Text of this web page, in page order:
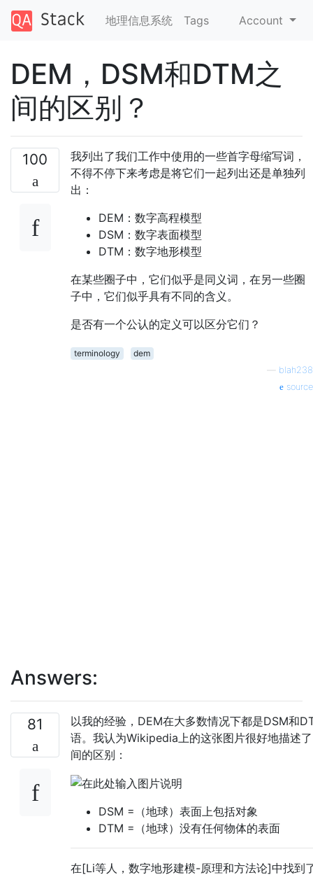
地理信息系统 Tags Account
DEM，DSM和DTM之
间的区别？
100
我列出了我们工作中使用的一些首字母缩写词，
不得不停下来考虑是将它们一起列出还是单独列
出：
DEM：数字高程模型
DSM：数字表面模型
DTM：数字地形模型
在某些圈子中，它们似乎是同义词，在另一些圈
子中，它们似乎具有不同的含义。
是否有一个公认的定义可以区分它们？
terminology
dem
blah238
source
Answers:
81
以我的经验，DEM在大多数情况下都是DSM和
语。我认为Wikipedia上的这张图片很好地描述
间的区别：
DSM =（地球）表面上包括对象
DTM =（地球）没有任何物体的表面
在[Li等人，数字地形建模-原理和方法论]中找到